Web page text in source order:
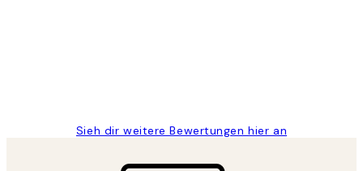
Sieh dir weitere Bewertungen hier an